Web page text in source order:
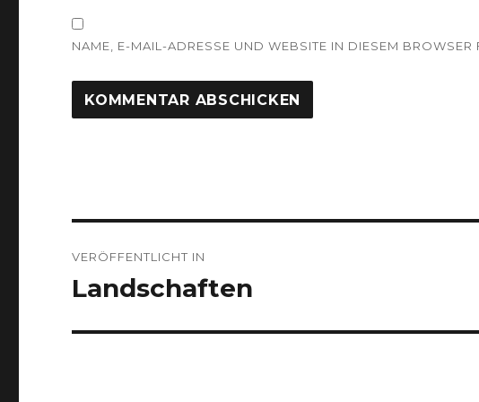
NAME, E-MAIL-ADRESSE UND WEBSITE IN DIESEM
VERÖFFENTLICHT IN
Landschaften